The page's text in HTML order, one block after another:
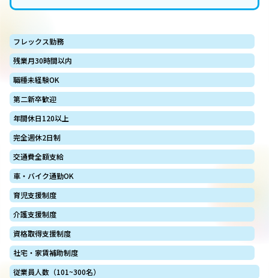
フレックス勤務
残業月30時間以内
職種未経験OK
第二新卒歓迎
年間休日120以上
完全週休2日制
交通費全額支給
車・バイク通勤OK
育児支援制度
介護支援制度
資格取得支援制度
社宅・家賃補助制度
従業員人数（101~300名）